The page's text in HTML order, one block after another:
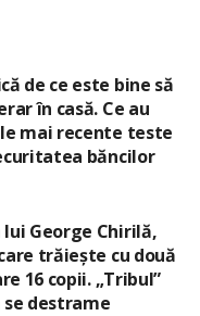
de ce este bine să
în casă. Ce au
mai recente teste
băncilor
lui George Chirilă,
trăiește cu două
16 copii. „Tribul”
se destrame